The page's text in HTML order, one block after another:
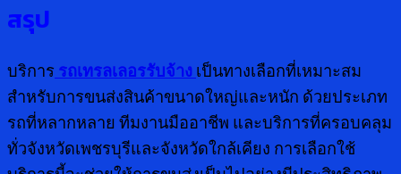
สรุป
บริการ รถเทรลเลอรรับจ้าง เป็นทางเลือกที่เหมาะสม
สำหรับการขนส่งสินค้าขนาดใหญ่และหนัก ด้วยประเภท
รถที่หลากหลาย ทีมงานมืออาชีพ และบริการที่ครอบคลุม
ทั่วจังหวัดเพชรบุรีและจังหวัดใกล้เคียง การเลือกใช้